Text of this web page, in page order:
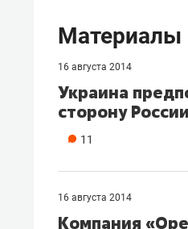
Материалы
16 августа 2014
Украина
сторону
11
16 августа 2014
Компания